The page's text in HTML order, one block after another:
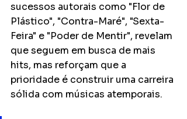
sucessos autorais como "Flor de
Plástico", "Contra-Maré", "Sexta-
Feira" e "Poder de Mentir", revelam
que seguem em busca de mais
hits, mas reforçam que a
prioridade é construir uma carreira
sólida com músicas atemporais.